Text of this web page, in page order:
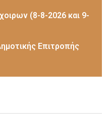
(8-8-2026 και 9-
Επιτροπής